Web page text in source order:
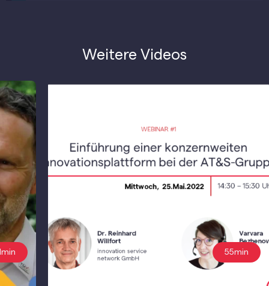
Weitere Videos
55min